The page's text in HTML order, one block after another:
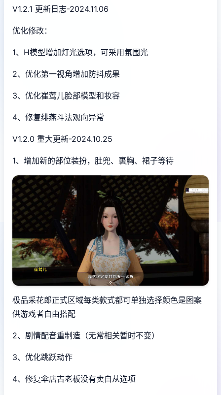
V1.2.1 更新日志-2024.11.06
优化修改：
1、H模型增加灯光选项，可采用氛围光
2、优化第一视角增加防抖成果
3、优化崔莺儿脸部模型和妆容
4、修复绯燕斗法观向异常
V1.2.0 重大更新-2024.10.25
1、增加新的部位装扮，肚兜、裹胸、裙子等待
极品采花郎正式区域每类款式都可单独选择颜色是图案
供游戏者自由搭配
2、剧情配音重制造（无常相关暂时不变）
3、优化跳跃动作
4、修复伞店古老板没有卖自从选项